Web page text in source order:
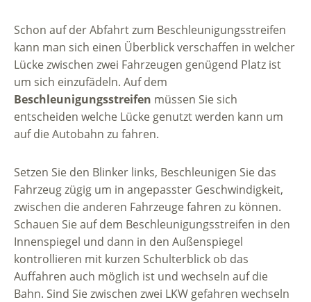
Schon auf der Abfahrt zum Beschleunigungsstreifen
kann man sich einen Überblick verschaffen in welcher
Lücke zwischen zwei Fahrzeugen genügend Platz ist
um sich einzufädeln. Auf dem
Beschleunigungsstreifen müssen Sie sich
entscheiden welche Lücke genutzt werden kann um
auf die Autobahn zu fahren.
Setzen Sie den Blinker links, Beschleunigen Sie das
Fahrzeug zügig um in angepasster Geschwindigkeit,
zwischen die anderen Fahrzeuge fahren zu können.
Schauen Sie auf dem Beschleunigungsstreifen in den
Innenspiegel und dann in den Außenspiegel
kontrollieren mit kurzen Schulterblick ob das
Auffahren auch möglich ist und wechseln auf die
Bahn. Sind Sie zwischen zwei LKW gefahren wechseln